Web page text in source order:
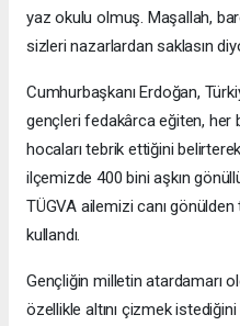
yaz okulu olmuş. Maşallah,
sizleri nazarlardan saklasın
Cumhurbaşkanı Erdoğan,
gençleri fedakârca eğiten, her
hocaları tebrik ettiğini
ilçemizde 400 bini aşkın
TÜGVA ailemizi canı
kullandı.
Gençliğin milletin atardamarı
özellikle altını çizmek